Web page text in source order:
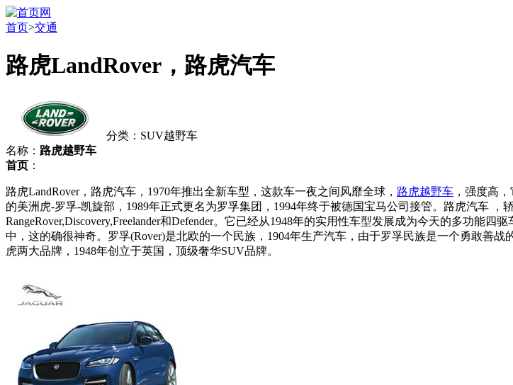
首页>交通
路虎LandRover，路虎汽车
分类：SUV越野车
名称： 路虎越野车
首页 ：
路虎LandRover，路虎汽车，1970年推出全新车型，这款车一夜之间风靡全球， 路虎越野车 ，强度高
的美洲虎-罗孚-凯旋部，1989年正式更名为罗孚集团，1994年终于被德国宝马公司接管。路虎汽车
RangeRover,Discovery,Freelander和Defender。它已经从1948年的实用性车型发展成为今天的多功能
中，这的确很神奇。罗孚(Rover)是北欧的一个民族，1904年生产汽车，由于罗孚民族是一个勇敢善
虎两大品牌，1948年创立于英国，顶级奢华SUV品牌。